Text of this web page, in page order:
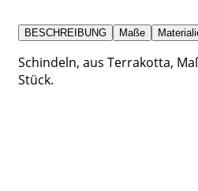
BESCHREIBUNG Maße
Schindeln, aus Terrakotta,
Stück.